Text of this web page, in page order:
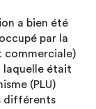
a bien été
par la
commerciale)
laquelle était
(PLU)
différents